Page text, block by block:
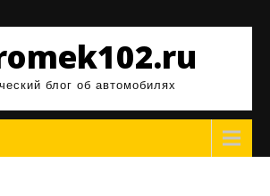
блог об автомобилях